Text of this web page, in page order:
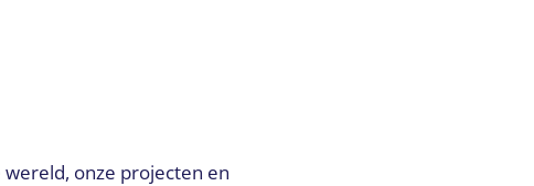
onze projecten en